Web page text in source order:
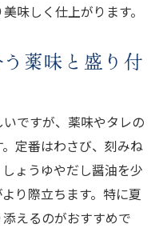
味しく仕上がります。
薬味と盛り付
ですが、薬味やタレの
定番はわさび、刻みね
ょうゆやだし醤油を少
り際立ちます。特に夏
えるのがおすすめで